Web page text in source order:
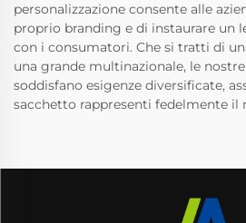
personalizzazione consente alle
proprio branding e di instaurare un
con i consumatori. Che si tratti di
una grande multinazionale, le
soddisfano esigenze diversificate,
sacchetto rappresenti fedelmente il